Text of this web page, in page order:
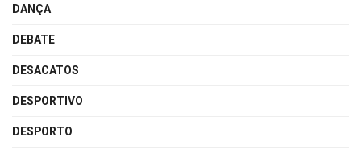
DANÇA
DEBATE
DESACATOS
DESPORTIVO
DESPORTO